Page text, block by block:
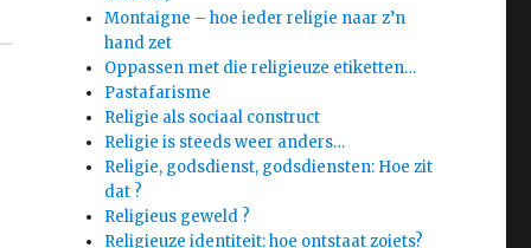
Montaigne – hoe ieder religie naar z’n
hand zet
Oppassen met die religieuze etiketten…
Pastafarisme
Religie als sociaal construct
Religie is steeds weer anders…
Religie, godsdienst, godsdiensten: Hoe zit
dat ?
Religieus geweld ?
Religieuze identiteit: hoe ontstaat zoiets?